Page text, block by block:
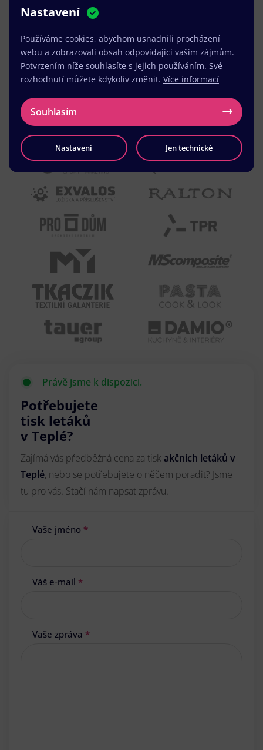
VENART s.r.o.
Právě jsme k dispozici.
Potřebujete
tisk letáků
v Teplé?
Zajímá vás předběžná cena za tisk akčních letáků v
Teplé, nebo se potřebujete o něčem poradit? Jsme
tu pro vás. Stačí nám napsat zprávu.
Vaše jméno *
Váš e-mail *
Vaše zpráva *
Nastavení
Používáme cookies, abychom usnadnili procházení
webu a zobrazovali obsah odpovídající vašim zájmům.
Potvrzením níže souhlasíte s jejich používáním. Své
rozhodnutí můžete kdykoliv změnit. Více informací
Souhlasím
Nastavení Jen technické